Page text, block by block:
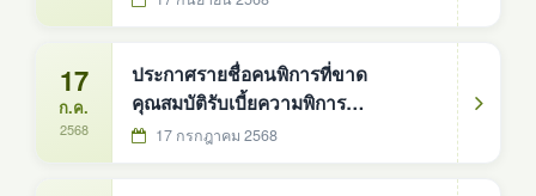
17
ก.ค.
2568
ประกาศรายชื่อคนพิการที่ขาด
คุณสมบัติรับเบี้ยความพิการ
ปีงบประมาณ 2568 ประจำเดือน
17 กรกฎาคม 2568